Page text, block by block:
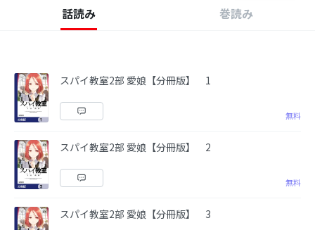
話読み 巻読み
スパイ教室2部 愛娘【分冊版】 1
無料
スパイ教室2部 愛娘【分冊版】 2
無料
スパイ教室2部 愛娘【分冊版】 3